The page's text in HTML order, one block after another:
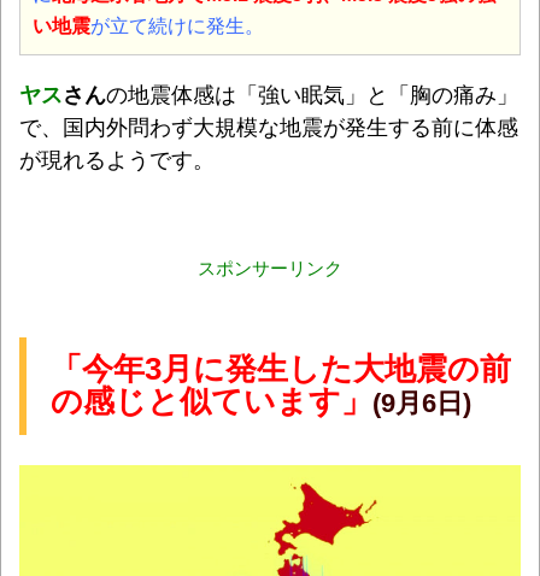
い地震が立て続けに発生。
ヤスさんの地震体感は「強い眠気」と「胸の痛み」
で、国内外問わず大規模な地震が発生する前に体感
が現れるようです。
スポンサーリンク
「今年3月に発生した大地震の前
の感じと似ています」 (9月6日)